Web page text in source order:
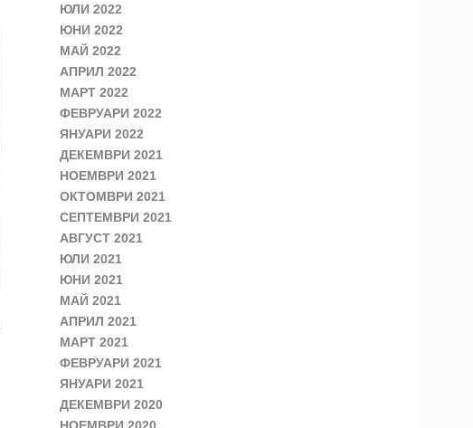
ЮЛИ 2022
ЮНИ 2022
МАЙ 2022
АПРИЛ 2022
МАРТ 2022
ФЕВРУАРИ 2022
ЯНУАРИ 2022
ДЕКЕМВРИ 2021
НОЕМВРИ 2021
ОКТОМВРИ 2021
СЕПТЕМВРИ 2021
АВГУСТ 2021
ЮЛИ 2021
ЮНИ 2021
МАЙ 2021
АПРИЛ 2021
МАРТ 2021
ФЕВРУАРИ 2021
ЯНУАРИ 2021
ДЕКЕМВРИ 2020
НОЕМВРИ 2020